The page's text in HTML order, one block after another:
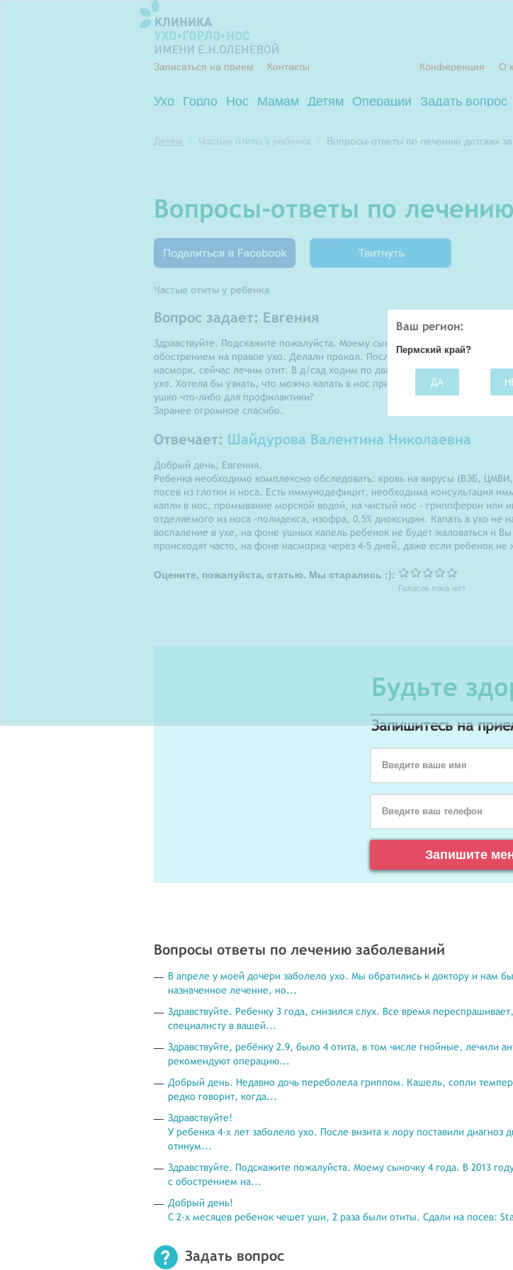
Записаться на прием Контакты Конференция О
Ухо Горло Нос Мамам Детям Операции Задать вопрос
Детям Частые отиты у ребенка Вопросы-ответы по лечению детских
вопросы-ответы по
Твитнуть
Частые отиты у ребенка
Вопрос задает: Евгения
Здравствуйте. Подскажите пожалуйста. Моему сыночку 4 года. В 2013 году
обострением на правое ухо. Делали прокол. После этого, довольно часто
насморк, сейчас лечим отит. В д/сад ходим по два дня. При первых
ухо. Хотела бы узнать, что можно капать в нос при первых признаках,
ушко что-либо для профилактики?
Заранее огромное спасибо.
Отвечает: Шайдурова Валентина Николаевна
Добрый день, Евгения.
Ребенка необходимо комплексно обследовать: кровь на вирусы (ВЭБ,
посев из глотки и носа. Есть иммунодефицит, необходима консультация
капли в нос, промывание морской водой, на чистый нос - гриппферон или
отделяемого из носа -полидекса, изофра, 0,5% диоксидин. Капать в ухо
воспаление в ухе, на фоне ушных капель ребенок не будет жаловаться и
происходят часто, на фоне насморка через 4-5 дней, даже если ребенок
Оцените, пожалуйста, статью. Мы старались :):
Голосов пока нет
Будьте
Запишитесь на
Введите ваше имя
Введите ваш телефон
Запишите
Вопросы ответы по лечению заболеваний
В апреле у моей дочери заболело ухо. Мы обратились к доктору и нам
назначенное лечение, но...
Здравствуйте. Ребенку 3 года, снизился слух. Все время
специалисту в вашей...
Здравствуйте, ребёнку 2.9, было 4 отита, в том числе гнойные, лечили
рекомендуют операцию...
Добрый день. Недавно дочь переболела гриппом. Кашель, сопли
редко говорит, когда...
Здравствуйте!
У ребенка 4-х лет заболело ухо. После визита к лору поставили
отинум...
Здравствуйте. Подскажите пожалуйста. Моему сыночку 4 года. В 2013
с обострением на...
Добрый день!
С 2-х месяцев ребенок чешет уши, 2 раза были отиты. Сдали на посев:
Задать вопрос
Ваш регион:
Пермский край?
ДА